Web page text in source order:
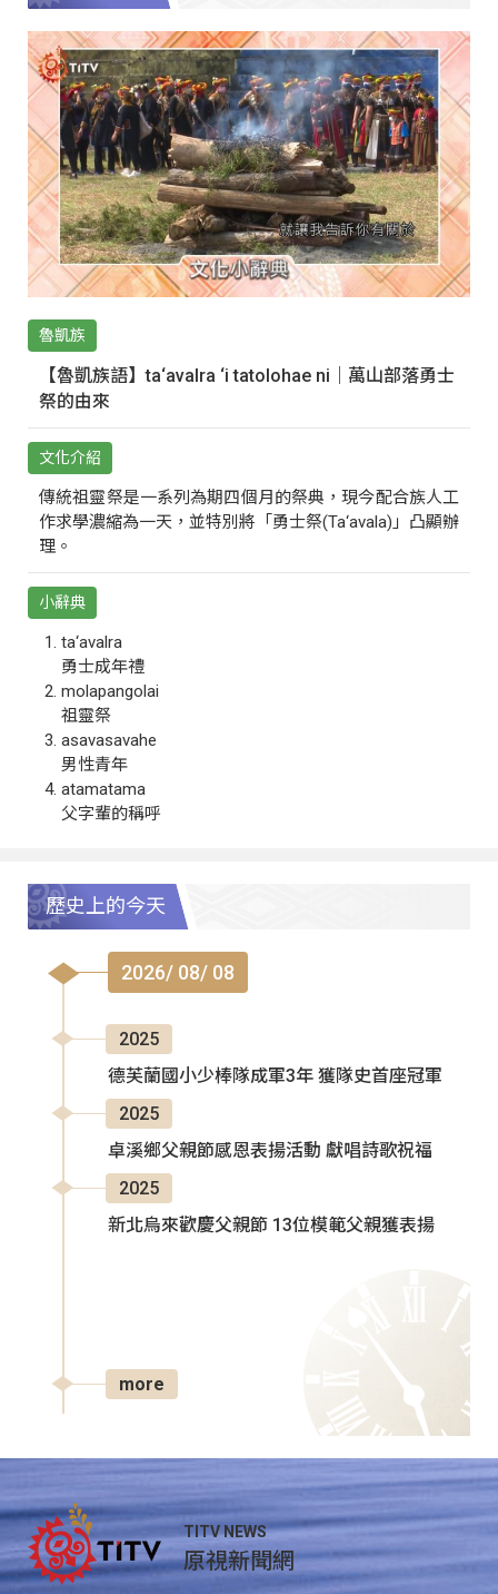
魯凱族
【魯凱族語】ta‘avalra ‘i tatolohae ni｜萬山部落勇士
祭的由來
文化介紹
傳統祖靈祭是一系列為期四個月的祭典，現今配合族人工
作求學濃縮為一天，並特別將「勇士祭(Ta‘avala)」凸顯辦
理。
小辭典
ta‘avalra
勇士成年禮
molapangolai
祖靈祭
asavasavahe
男性青年
atamatama
父字輩的稱呼
歷史上的今天
2026/ 08/ 08
2025
德芙蘭國小少棒隊成軍3年 獲隊史首座冠軍
2025
卓溪鄉父親節感恩表揚活動 獻唱詩歌祝福
2025
新北烏來歡慶父親節 13位模範父親獲表揚
more
TITV NEWS
原視新聞網